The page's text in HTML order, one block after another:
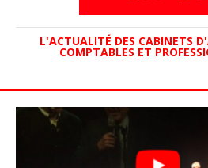
L'ACTUALITÉ DES CABINETS
COMPTABLES ET